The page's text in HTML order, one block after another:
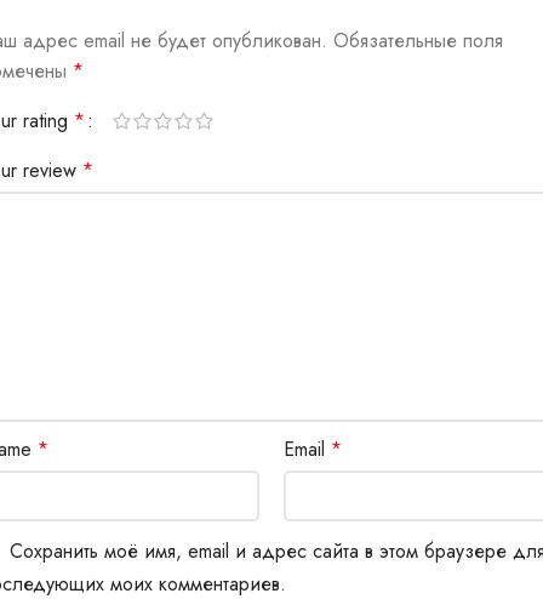
адрес email не будет опубликован. Обязательные поля
*
rating *
review *
* Email *
Сохранить моё имя, email и адрес сайта в этом браузере
моих комментариев.